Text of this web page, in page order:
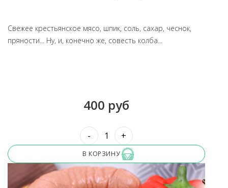
Свежее крестьянское мясо, шпик, соль, сахар, чеснок,
пряности... Ну, и, конечно же, совесть колба...
400 руб
- +
В КОРЗИНУ